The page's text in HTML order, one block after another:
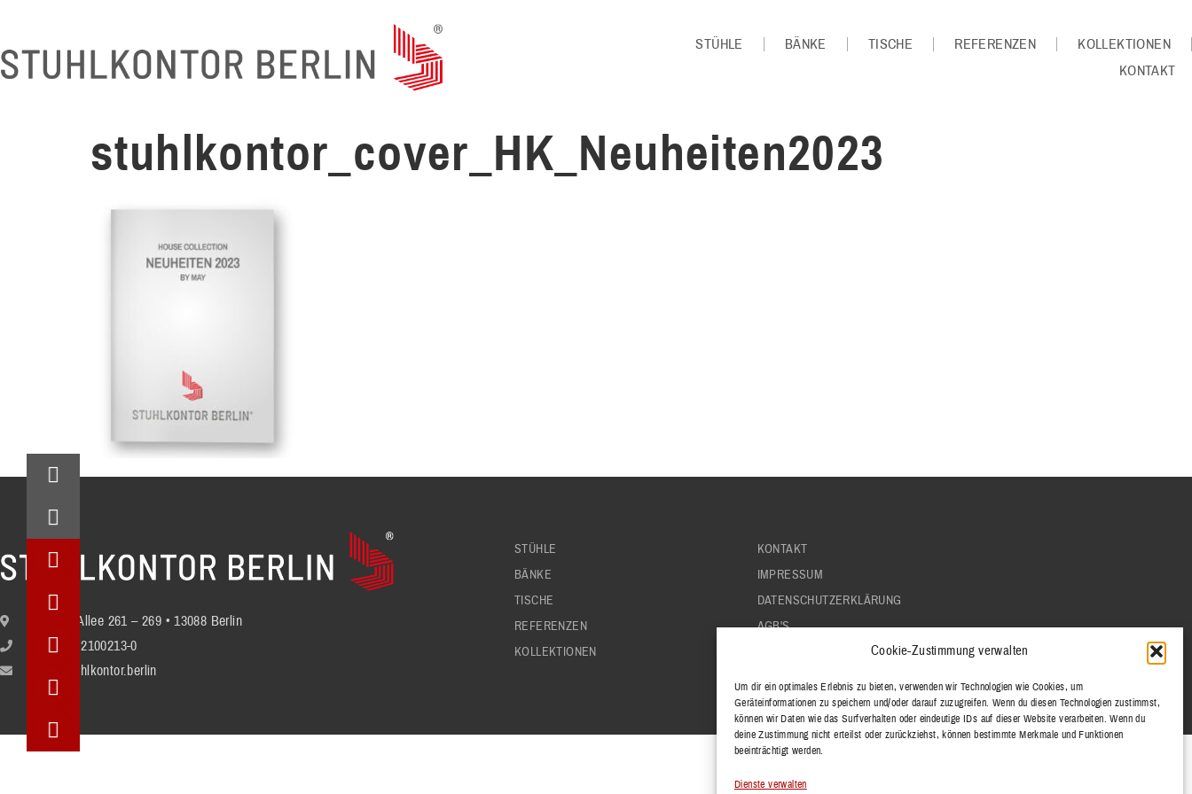
Cookie-Zustimmung verwalten
Um dir ein optimales Erlebnis zu bieten, verwenden wir Technologien wie Cookies, um
Geräteinformationen zu speichern und/oder darauf zuzugreifen. Wenn du diesen Technologien zustimmst,
können wir Daten wie das Surfverhalten oder eindeutige IDs auf dieser Website verarbeiten. Wenn du
deine Zustimmung nicht erteilst oder zurückziehst, können bestimmte Merkmale und Funktionen
beeinträchtigt werden.
Dienste verwalten
STÜHLE BÄNKE TISCHE REFERENZEN
KOLLEKTIONEN
KONTAKT
stuhlkontor_cover_HK_Neuheiten2023
Berliner Allee 261 – 269 • 13088 Berlin
+49 (30) 2100213-0
info@stuhlkontor.berlin
STÜHLE
BÄNKE
TISCHE
REFERENZEN
KOLLEKTIONEN
KONTAKT
IMPRESSUM
DATENSCHUTZERKLÄRUNG
AGB'S